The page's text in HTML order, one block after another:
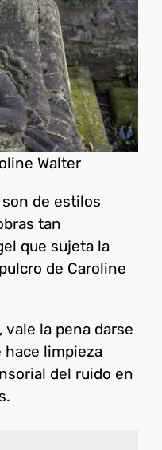
Walter
de estilos
tan
que sujeta la
de Caroline
la pena darse
hace limpieza
del ruido en